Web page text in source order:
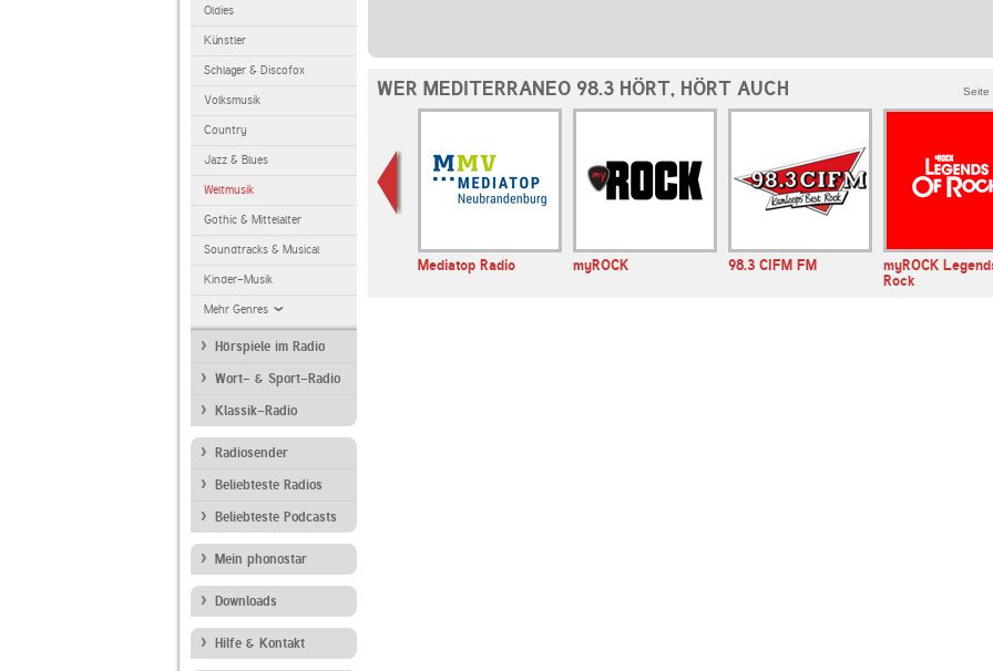
Oldies
Künstler
Schlager & Discofox
Volksmusik
Country
Jazz & Blues
Weltmusik
Gothic & Mittelalter
Soundtracks & Musical
Kinder-Musik
Mehr Genres
Hörspiele im Radio
Wort- & Sport-Radio
Klassik-Radio
Radiosender
Beliebteste Radios
Beliebteste Podcasts
Mein phonostar
Downloads
Hilfe & Kontakt
WER MEDITERRANEO 98.3 HÖRT, HÖRT AUCH Seite
Mediatop Radio myROCK 98.3 CIFM FM
myROCK
Rock